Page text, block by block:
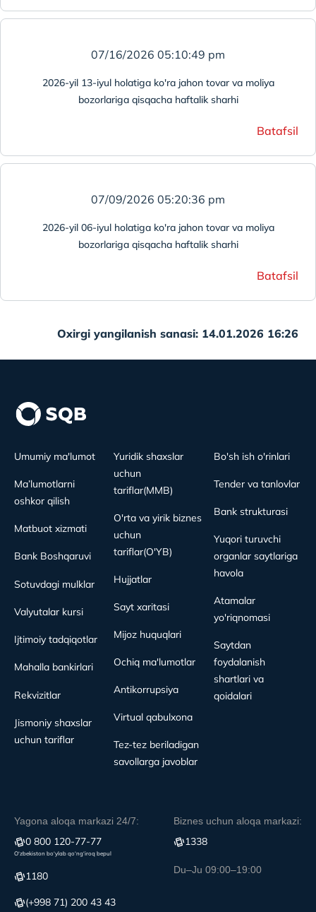
07/16/2026 05:10:49 pm
2026-yil 13-iyul holatiga ko'ra jahon tovar va moliya
bozorlariga qisqacha haftalik sharhi
Batafsil
07/09/2026 05:20:36 pm
2026-yil 06-iyul holatiga ko'ra jahon tovar va moliya
bozorlariga qisqacha haftalik sharhi
Batafsil
Oxirgi yangilanish sanasi: 14.01.2026 16:26
Umumiy ma'lumot
Ma’lumotlarni
oshkor qilish
Matbuot xizmati
Bank Boshqaruvi
Sotuvdagi mulklar
Valyutalar kursi
Ijtimoiy tadqiqotlar
Mahalla bankirlari
Rekvizitlar
Jismoniy shaxslar
uchun tariflar
Yuridik shaxslar
uchun
tariflar(MMB)
O'rta va yirik biznes
uchun
tariflar(O'YB)
Hujjatlar
Sayt xaritasi
Mijoz huquqlari
Ochiq ma'lumotlar
Antikorrupsiya
Virtual qabulxona
Tez-tez beriladigan
savollarga javoblar
Bo'sh ish o'rinlari
Tender va tanlovlar
Bank strukturasi
Yuqori turuvchi
organlar saytlariga
havola
Atamalar
yo'riqnomasi
Saytdan
foydalanish
shartlari va
qoidalari
Yagona aloqa markazi 24/7:
0 800 120-77-77
O‘zbekiston bo‘ylab qo‘ng‘iroq bepul
1180
(+998 71) 200 43 43
Biznes uchun aloqa markazi:
1338
Du–Ju 09:00–19:00